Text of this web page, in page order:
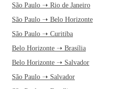
soja, milho, arroz e mandioca
influência do setor de
mesmo considerada pela
a atenção pela comida típica,
dos destinos do país que
época do ano.Entre os
São Paulo ➝ Rio de Janeiro
São Paulo ➝ Belo Horizonte
São Paulo ➝ Curitiba
Belo Horizonte ➝ Brasília
Belo Horizonte ➝ Salvador
São Paulo ➝ Salvador